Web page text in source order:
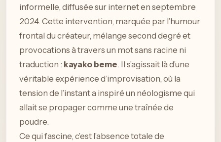
informelle, diffusée sur internet en septembre
2024. Cette intervention, marquée par l’humour
frontal du créateur, mélange second degré et
provocations à travers un mot sans racine ni
traduction : kayako beme. Il s’agissait là d’une
véritable expérience d’improvisation, où la
tension de l’instant a inspiré un néologisme qui
allait se propager comme une traînée de
poudre.
Ce qui fascine, c’est l’absence totale de